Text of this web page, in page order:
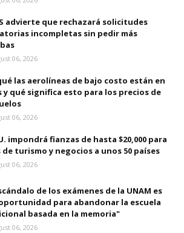
advierte que rechazará solicitudes
incompletas sin pedir más
06, 2026
las aerolíneas de bajo costo están en
y qué significa esto para los precios de
06, 2026
impondrá fianzas de hasta $20,000 para
de turismo y negocios a unos 50 países
06, 2026
de los exámenes de la UNAM es
para abandonar la escuela
basada en la memoria"
06, 2026